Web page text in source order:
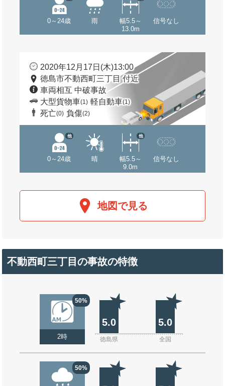
0～24歳 雨
幅5.5～
13.0m
信号なし
2020年12月17日(木)13:00
徳島市不動西町三丁目 付近
車両相互 中破事故
大型貨物車(1) 軽自動車(1)
死亡(0) 負傷(2)
0～24歳
他
晴
幅5.5～
9.0m
他
信号なし
地図で見る
不動西町三丁目の事故の特徴
50%
2時
5.0 5.0
徳島県 全国
50%